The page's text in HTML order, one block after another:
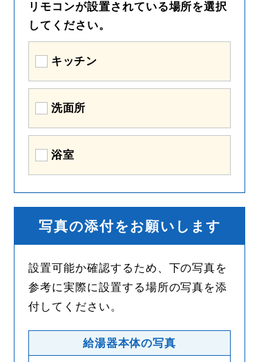
リモコンが設置されている場所を選択
してください。
キッチン
洗面所
浴室
写真の添付をお願いします
設置可能か確認するため、下の写真を
参考に実際に設置する場所の写真を添
付してください。
給湯器本体の写真